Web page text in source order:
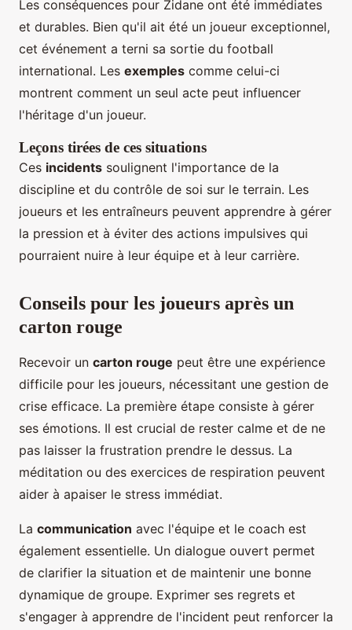
Les conséquences pour Zidane ont été immédiates
et durables. Bien qu'il ait été un joueur exceptionnel,
cet événement a terni sa sortie du football
international. Les exemples comme celui-ci
montrent comment un seul acte peut influencer
l'héritage d'un joueur.
Leçons tirées de ces situations
Ces incidents soulignent l'importance de la
discipline et du contrôle de soi sur le terrain. Les
joueurs et les entraîneurs peuvent apprendre à gérer
la pression et à éviter des actions impulsives qui
pourraient nuire à leur équipe et à leur carrière.
Conseils pour les joueurs après un
carton rouge
Recevoir un carton rouge peut être une expérience
difficile pour les joueurs, nécessitant une gestion de
crise efficace. La première étape consiste à gérer
ses émotions. Il est crucial de rester calme et de ne
pas laisser la frustration prendre le dessus. La
méditation ou des exercices de respiration peuvent
aider à apaiser le stress immédiat.
La communication avec l'équipe et le coach est
également essentielle. Un dialogue ouvert permet
de clarifier la situation et de maintenir une bonne
dynamique de groupe. Exprimer ses regrets et
s'engager à apprendre de l'incident peut renforcer la